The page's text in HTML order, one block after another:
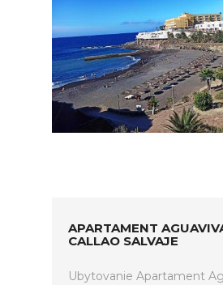
APARTAMENT
CALLAO SALVAJE
Ubytovanie Apartament